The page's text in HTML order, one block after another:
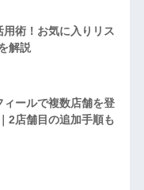
術！お気に入りリス
解説
ールで複数店舗を登
2店舗目の追加手順も